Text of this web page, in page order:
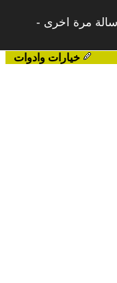
مرة اخرى -
خيارات وادوات